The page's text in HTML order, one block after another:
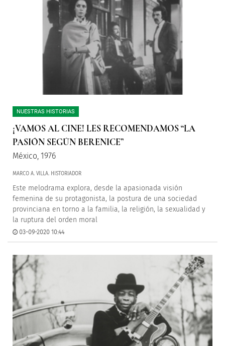
NUESTRAS HISTORIAS
¡VAMOS AL CINE! LES RECOMENDAMOS “LA
PASIÓN SEGÚN BERENICE”
México, 1976
MARCO A. VILLA. HISTORIADOR
Este melodrama explora, desde la apasionada visión
femenina de su protagonista, la postura de una sociedad
provinciana en torno a la familia, la religión, la sexualidad y
la ruptura del orden moral
03-09-2020 10:44